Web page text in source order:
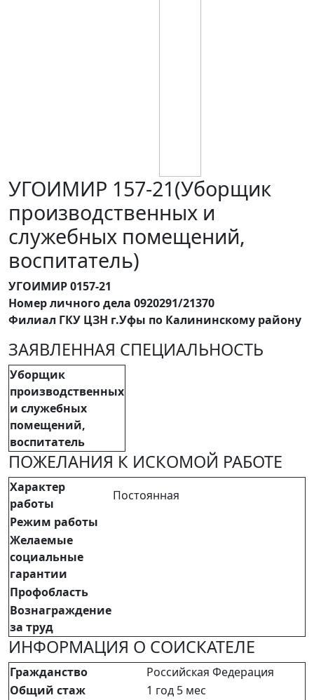
УГОИМИР 157-21(Уборщик
производственных и
служебных помещений,
воспитатель)
УГОИМИР 0157-21
Номер личного дела 0920291/21370
Филиал ГКУ ЦЗН г.Уфы по Калининскому району
ЗАЯВЛЕННАЯ СПЕЦИАЛЬНОСТЬ
Уборщик
производственных
и служебных
помещений,
воспитатель
ПОЖЕЛАНИЯ К ИСКОМОЙ РАБОТЕ
Характер
работы
Постоянная
Режим работы
Желаемые
социальные
гарантии
Профобласть
Вознаграждение
за труд
ИНФОРМАЦИЯ О СОИСКАТЕЛЕ
Гражданство
Российская Федерация
Общий стаж
1 год 5 мес